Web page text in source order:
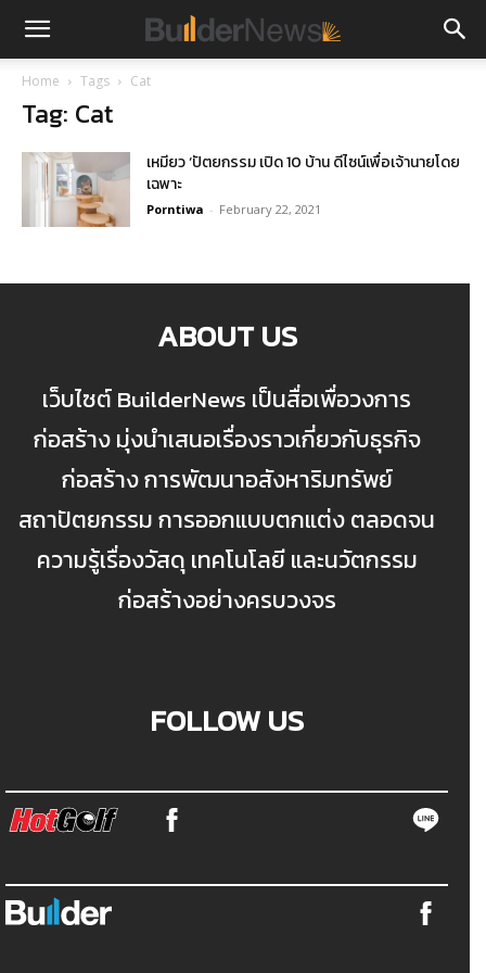
Home Tags Cat
Tag: Cat
เหมียว ‘ปัตยกรรม เปิด 10 บ้าน ดีไซน์เพื่อเจ้านายโดย
เฉพาะ
Porntiwa - February 22, 2021
ABOUT US
เว็บไซต์ BuilderNews เป็นสื่อเพื่อวงการ
ก่อสร้าง มุ่งนำเสนอเรื่องราวเกี่ยวกับธุรกิจ
ก่อสร้าง การพัฒนาอสังหาริมทรัพย์
สถาปัตยกรรม การออกแบบตกแต่ง ตลอดจน
ความรู้เรื่องวัสดุ เทคโนโลยี และนวัตกรรม
ก่อสร้างอย่างครบวงจร
FOLLOW US